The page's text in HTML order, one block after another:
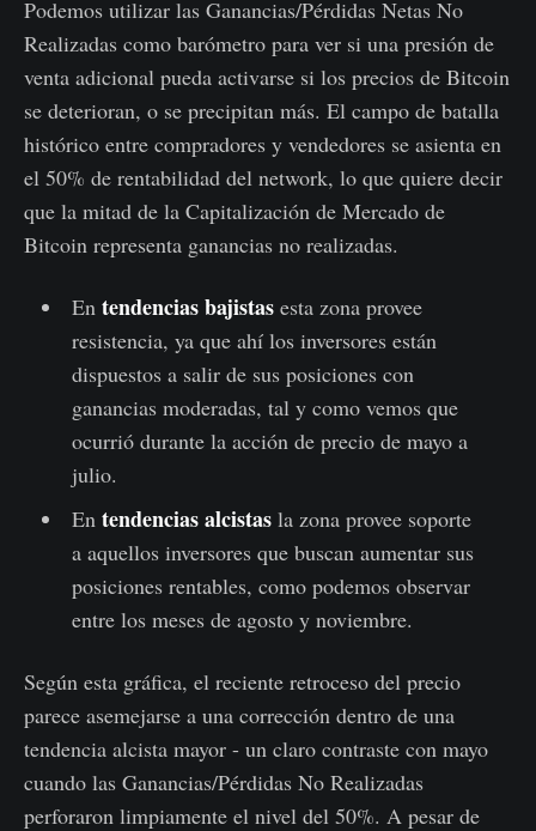
Podemos utilizar las Ganancias/Pérdidas Netas No
Realizadas como barómetro para ver si una presión de
venta adicional pueda activarse si los precios de Bitcoin
se deterioran, o se precipitan más. El campo de batalla
histórico entre compradores y vendedores se asienta en
el 50% de rentabilidad del network, lo que quiere decir
que la mitad de la Capitalización de Mercado de
Bitcoin representa ganancias no realizadas.
En tendencias bajistasesta zona provee
resistencia, ya que ahí los inversores están
dispuestos a salir de sus posiciones con
ganancias moderadas, tal y como vemos que
ocurrió durante la acción de precio de mayo a
julio.
En tendencias alcistasla zona provee soporte
a aquellos inversores que buscan aumentar sus
posiciones rentables, como podemos observar
entre los meses de agosto y noviembre.
Según esta gráfica, el reciente retroceso del precio
parece asemejarse a una corrección dentro de una
tendencia alcista mayor - un claro contraste con mayo
cuando las Ganancias/Pérdidas No Realizadas
perforaron limpiamente el nivel del 50%. A pesar de